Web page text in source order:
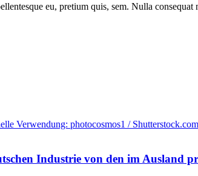
eu, pretium quis, sem. Nulla
Industrie von den im Ausland